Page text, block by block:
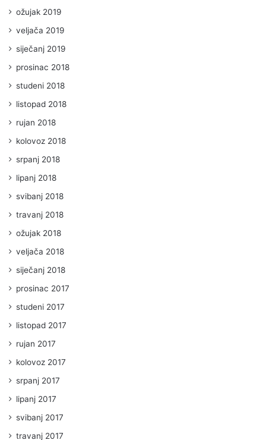
ožujak 2019
veljača 2019
siječanj 2019
prosinac 2018
studeni 2018
listopad 2018
rujan 2018
kolovoz 2018
srpanj 2018
lipanj 2018
svibanj 2018
travanj 2018
ožujak 2018
veljača 2018
siječanj 2018
prosinac 2017
studeni 2017
listopad 2017
rujan 2017
kolovoz 2017
srpanj 2017
lipanj 2017
svibanj 2017
travanj 2017